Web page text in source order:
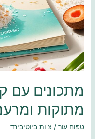
מתכונים עם
מתוקות
טִפּוּחַ עוֹר/ צוות ביוטיבירד
–
מנות
מתוקות
ומרעננות